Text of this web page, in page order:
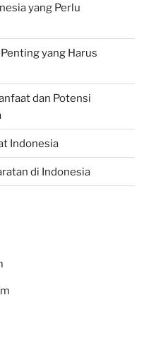
yang Perlu
yang Harus
dan Potensi
Indonesia
di Indonesia